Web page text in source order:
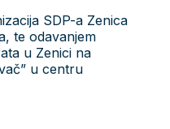
SDP-a Zenica
te odavanjem
u Zenici na
u centru